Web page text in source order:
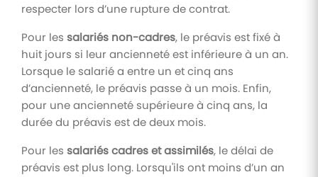
respecter lors d’une rupture de contrat.
Pour les salariés non-cadres, le préavis est fixé à
huit jours si leur ancienneté est inférieure à un an.
Lorsque le salarié a entre un et cinq ans
d’ancienneté, le préavis passe à un mois. Enfin,
pour une ancienneté supérieure à cinq ans, la
durée du préavis est de deux mois.
Pour les salariés cadres et assimilés, le délai de
préavis est plus long. Lorsqu'ils ont moins d’un an